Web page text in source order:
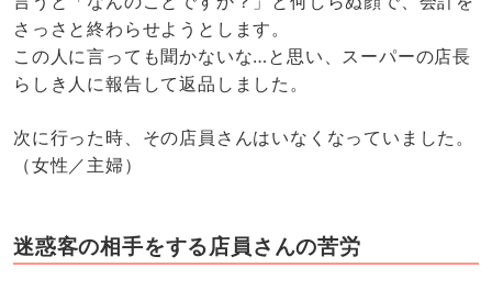
さっさと終わらせようとします。
この人に言っても聞かないな…と思い、スーパーの店長
らしき人に報告して返品しました。
次に行った時、その店員さんはいなくなっていました。
（女性／主婦）
迷惑客の相手をする店員さんの苦労